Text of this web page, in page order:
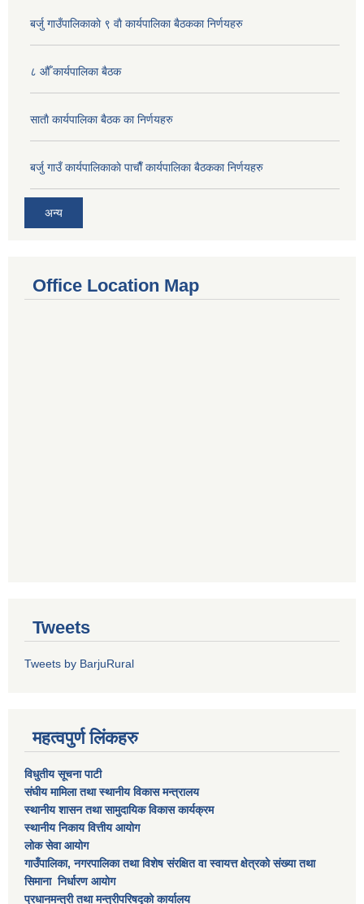
बर्जु गाउँपालिकाकाे ९ वाै‌ कार्यपालिका बैठकका निर्णयहरु
८ औँ कार्यपालिका बैठक
साताै‌ कार्यपालिका बैठक का निर्णयहरु
बर्जु गाउँ कार्यपालिकाकाे पाचाै‌ँ कार्यपालिका बैठकका निर्णयहरु
अन्य
Office Location Map
Tweets
Tweets by BarjuRural
महत्वपुर्ण लिंकहरु
विधुतीय सूचना पाटी
संघीय मामिला तथा स्थानीय विकास मन्त्रालय
स्थानीय शासन तथा सामुदायिक विकास कार्यक्रम
स्थानीय निकाय वित्तीय आयोग
लोक सेवा आयोग
गाउँपालिका, नगरपालिका तथा विशेष स‌ंरक्षित वा स्वायत्त क्षेत्रकाे स‌ंख्या तथा
सिमाना निर्धारण आयाेग
प्रधानमन्त्री तथा मन्त्रीपरिषद्को कार्यालय